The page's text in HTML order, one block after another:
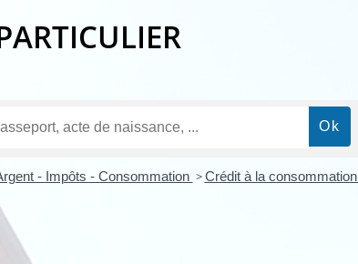
- Impôts - Consommation > Crédit à la consommation